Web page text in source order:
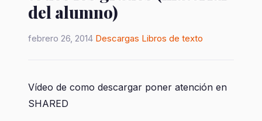
del alumno)
febrero 26, 2014 Descargas Libros de texto
Vídeo de como descargar poner atención en
SHARED